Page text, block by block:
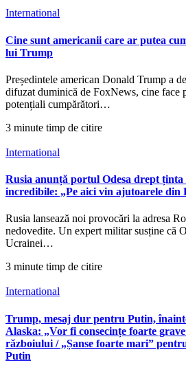
International
Cine sunt americanii care ar putea
lui Trump
Președintele american Donald Trump a
difuzat duminică de FoxNews, cine face
potențiali cumpărători…
3 minute timp de citire
International
Rusia anunță portul Odesa drept
incredibile: „Pe aici vin ajutoarele din
Rusia lansează noi provocări la adresa
nedovedite. Un expert militar susține că
Ucrainei…
3 minute timp de citire
International
Trump, mesaj dur pentru Putin,
Alaska: „Vor fi consecințe foarte
războiului / „Șanse foarte mari”
Putin